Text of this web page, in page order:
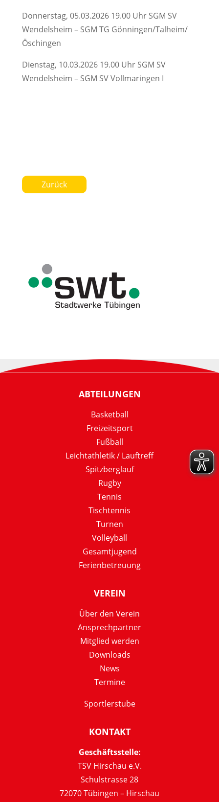
Donnerstag, 05.03.2026 19.00 Uhr SGM SV
Wendelsheim – SGM TG Gönningen/Talheim/
Öschingen
Dienstag, 10.03.2026 19.00 Uhr SGM SV
Wendelsheim – SGM SV Vollmaringen I
Zurück
ABTEILUNGEN
Basketball
Freizeitsport
Fußball
Leichtathletik / Lauftreff
Spitzberglauf
Rugby
Tennis
Tischtennis
Turnen
Volleyball
Gesamtjugend
Ferienbetreuung
VEREIN
Über den Verein
Ansprechpartner
Mitglied werden
Downloads
News
Termine
Sportlerstube
KONTAKT
Geschäftsstelle:
TSV Hirschau e.V.
Schulstrasse 28
72070 Tübingen – Hirschau